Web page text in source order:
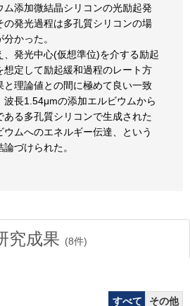
ム添加微結晶シリコンの光励起発
発光過程は多孔質シリコンの場
かった。
、発光中心(仮想準位)を介する励起
想定して励起緩和過程のレート方
理論値との間に極めて良い一致
長1.54μmの添加エルビウムから
る多孔質シリコンで生成された
ムへのエネルギー伝達、という
づけられた。
究成果 (8件)
すべて
その他